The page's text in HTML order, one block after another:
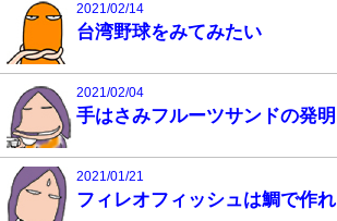
2021/02/14
台湾野球をみてみたい
2021/02/04
手はさみフルーツサンドの発明
2021/01/21
フィレオフィッシュは鯛で作れ